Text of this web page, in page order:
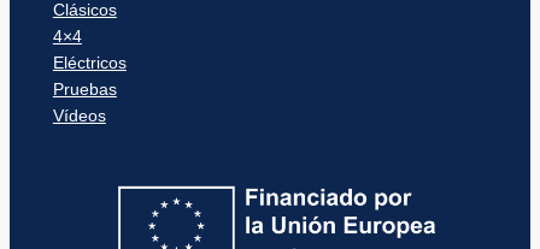
Clásicos
4×4
Eléctricos
Pruebas
Vídeos